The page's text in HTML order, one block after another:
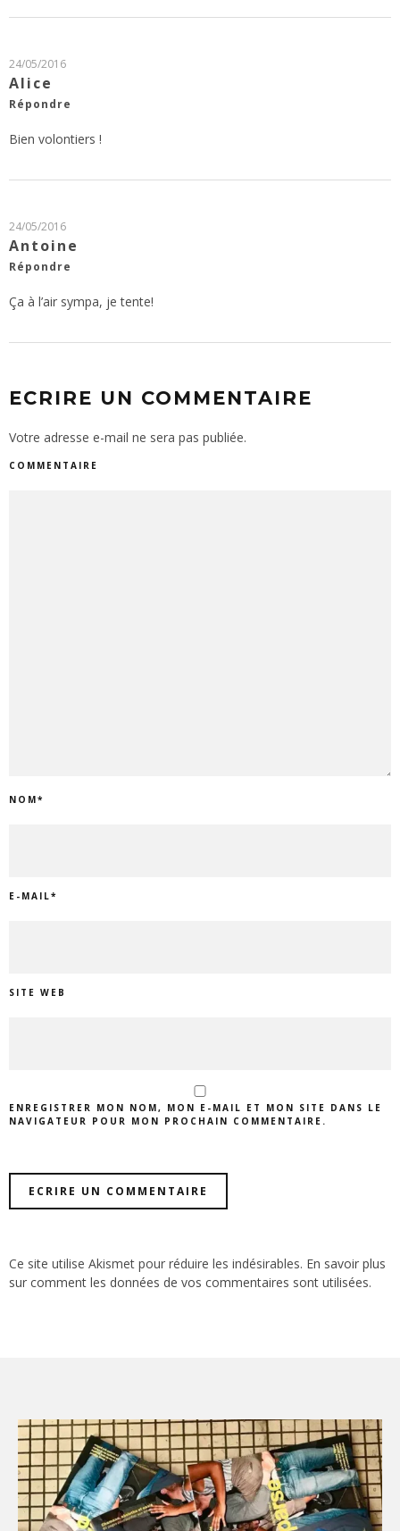
24/05/2016
Alice
Répondre
Bien volontiers !
24/05/2016
Antoine
Répondre
Ça à l’air sympa, je tente!
ECRIRE UN COMMENTAIRE
Votre adresse e-mail ne sera pas publiée.
COMMENTAIRE
NOM*
E-MAIL*
SITE WEB
ENREGISTRER MON NOM, MON E-MAIL ET MON SITE DANS LE
NAVIGATEUR POUR MON PROCHAIN COMMENTAIRE.
Ce site utilise Akismet pour réduire les indésirables. En savoir plus
sur comment les données de vos commentaires sont utilisées.